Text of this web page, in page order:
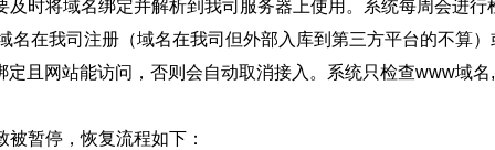
及时将域名绑定并解析到我司服务器上使用。系统每周会进
名在我司注册（域名在我司但外部入库到第三方平台的不算
且网站能访问，否则会自动取消接入。系统只检查www域
暂停，恢复流程如下：